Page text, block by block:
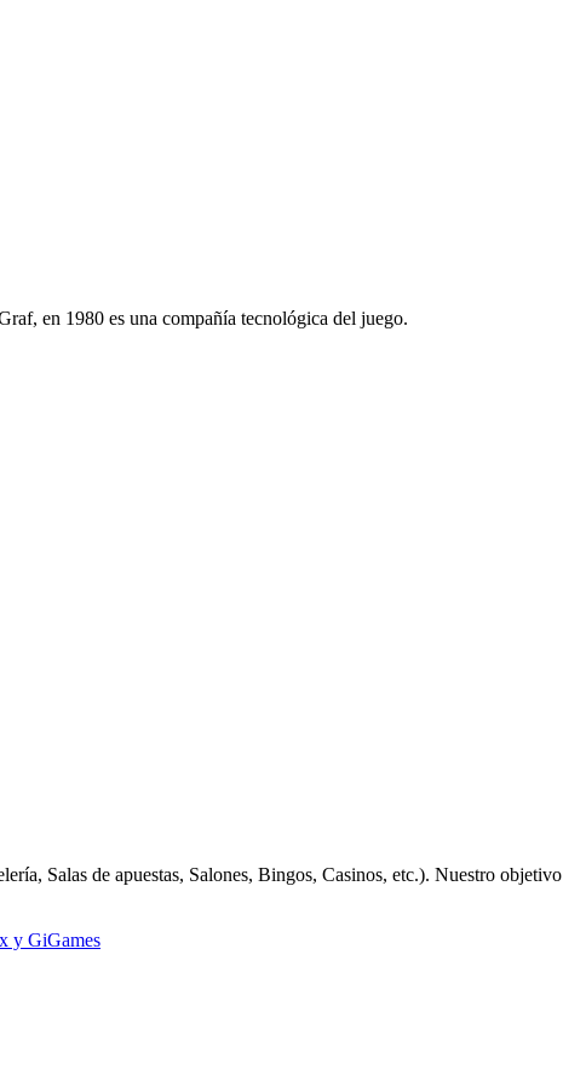
en 1980 es una compañía tecnológica del juego.
Salas de apuestas, Salones, Bingos, Casinos, etc.). Nuestro
y GiGames